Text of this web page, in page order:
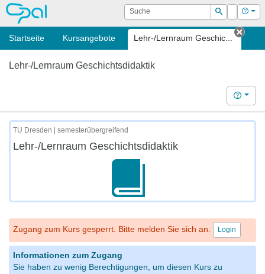
OPAL Suche
Suchen
Login Hilfe
Startseite Kursangebote Lehr-/Lernraum Geschic...
Tab
Lehr-/Lernraum Geschichtsdidaktik
Hilfe
TU Dresden | semesterübergreifend
Lehr-/Lernraum Geschichtsdidaktik
Zugang zum Kurs gesperrt. Bitte melden Sie sich an. Login
Informationen zum Zugang
Sie haben zu wenig Berechtigungen, um diesen Kurs zu